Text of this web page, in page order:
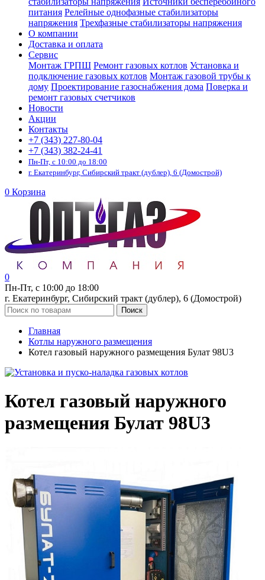
питания Релейные однофазные стабилизаторы
напряжения Трехфазные стабилизаторы напряжения
О компании
Доставка и оплата
Сервис
Монтаж ГРПШ Ремонт газовых котлов Установка и
подключение газовых котлов Монтаж газовой трубы к
дому Проектирование газоснабжения дома Поверка и
ремонт газовых счетчиков
Новости
Акции
Контакты
+7 (343) 227-80-04
+7 (343) 382-24-41
Пн-Пт, с 10:00 до 18:00
г. Екатеринбург, Сибирский тракт (дублер), 6 (Домострой)
0 Корзина
0
Пн-Пт, с 10:00 до 18:00
г. Екатеринбург, Сибирский тракт (дублер), 6 (Домострой)
Поиск
Главная
Котлы наружного размещения
Котел газовый наружного размещения Булат 98U3
Котел газовый наружного
размещения Булат 98U3